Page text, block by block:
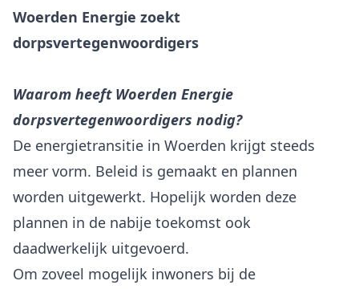
Woerden Energie zoekt
dorpsvertegenwoordigers
Waarom heeft Woerden Energie
dorpsvertegenwoordigers nodig?
De energietransitie in Woerden krijgt steeds
meer vorm. Beleid is gemaakt en plannen
worden uitgewerkt. Hopelijk worden deze
plannen in de nabije toekomst ook
daadwerkelijk uitgevoerd.
Om zoveel mogelijk inwoners bij de